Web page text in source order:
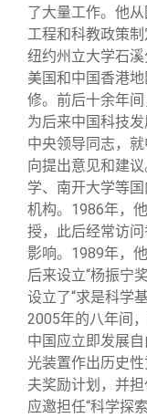
了大量工作。他
工程和科教政策
纽约州立大学石
美国和中国香港
修。前后十余年
为后来中国科技
中央领导同志，
向提出意见和建
学、南开大学等
机构。1986年，
授，此后经常访
影响。1989年，
后来设立“杨振宁
设立了“求是科学
2005年的八年间
中国应立即发展
光装置作出历史
夫奖励计划，并
应邀担任“科学探